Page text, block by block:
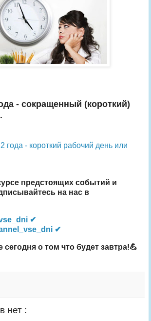
- сокращенный (короткий)
года - короткий рабочий день или
предстоящих событий и
на нас в
✔
✔
сегодня о том что будет завтра!💪
нет :